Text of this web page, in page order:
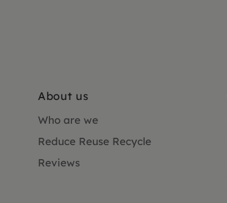
About us
Who are we
Reduce Reuse Recycle
Reviews